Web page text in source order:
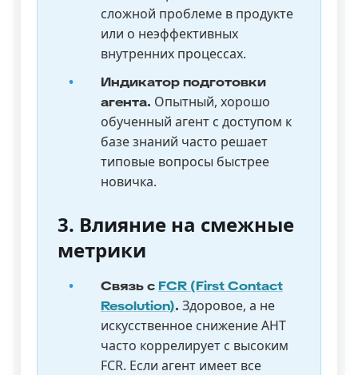
сложной проблеме в продукте
или о неэффективных
внутренних процессах.
Индикатор подготовки
агента. Опытный, хорошо
обученный агент с доступом к
базе знаний часто решает
типовые вопросы быстрее
новичка.
3. Влияние на смежные
метрики
Связь с FCR (First Contact
Resolution). Здоровое, а не
искусственное снижение AHT
часто коррелирует с высоким
FCR. Если агент имеет все